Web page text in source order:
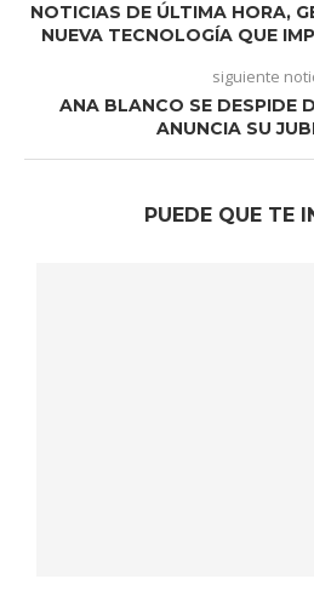
NOTICIAS DE ÚLTIMA HORA,
NUEVA TECNOLOGÍA QUE
siguiente
ANA BLANCO SE DESPIDE
ANUNCIA SU
PUEDE QUE TE